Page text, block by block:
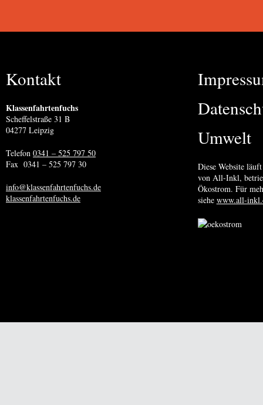
Kontakt
Klassenfahrtenfuchs
Scheffelstraße 31 B
04277 Leipzig
Telefon 0341 – 525 797 50
Fax 0341 – 525 797 30
info@klassenfahrtenfuchs.de
klassenfahrtenfuchs.de
Umwelt
Diese Website
von All-Inkl,
Ökostrom. Für
siehe www.all-